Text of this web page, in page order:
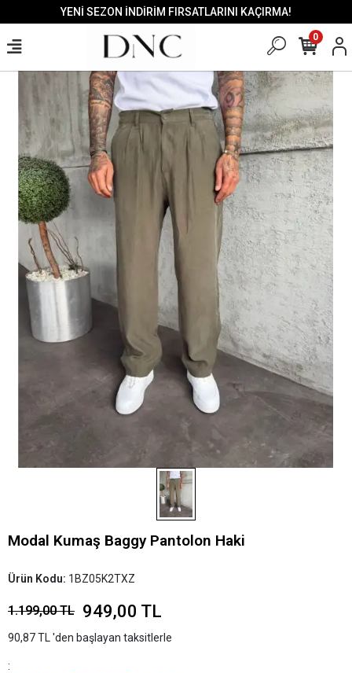
YENİ SEZON İNDİRİM FIRSATLARINI KAÇIRMA!
0
Modal Kumaş Baggy Pantolon Haki
Ürün Kodu: 1BZ05K2TXZ
1.199,00 TL 949,00 TL
90,87 TL 'den başlayan taksitlerle
: